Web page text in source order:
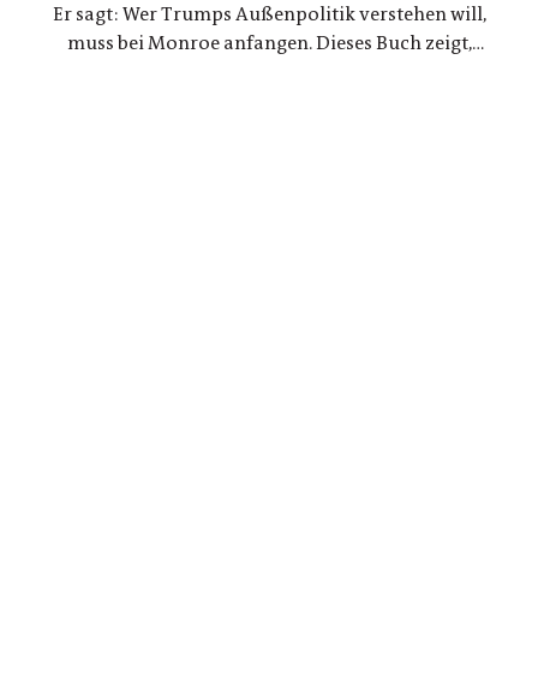
Er sagt: Wer Trumps Außenpolitik verstehen will,
muss bei Monroe anfangen. Dieses Buch zeigt,